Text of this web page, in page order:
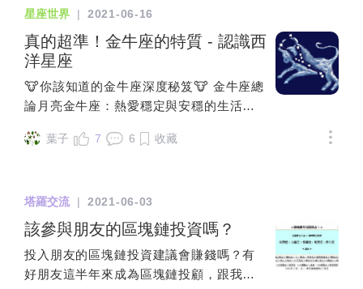
春期就開始了。一位14歲的西方少年，就
和媽媽說：我想學建築設計，媽媽就說好
啊，但這是你自己的事，你要自己去查一
查這個領域是怎麽回事。這是你自己的選
擇，你要自己去承擔後續的努力這種互動
太陽意識。相反的，另一個東方家族意識
大家說金融賺錢，我就去考金融。這時候
自己想做什麽。如果我們想知道自己要什
麽，就會給自己時間去摸索、去探索。這
種太陽自由意志的自我體驗的過程很重
來講，這場離婚是她“重新找回自我”的過
是”的那個世界中走出，重新“審視自己”的
過程。（根據占星學，女主角演出的就是
失衡過度配合的天秤，男主角演出的就是
失衡過度自我中心的牡羊）我們常常認
出軌”，而最受不了的，是“精神出軌”。沒
刻，一時，你還在想著丈夫妻子是否忠誠
於自己？那麽，你已經背叛了自己。因為
你把自己的存在依賴於別人，你把自己的
價值依托於別人。你，才是真正精神出軌
的那個人。結婚以前，妮可是獨立的，她
在室內，我也覺得會浪費時間，覺得委
屈。但如果分頭行動，放著她自己在民宿
或咖啡廳，我自己一個人，或揪其他人去
上山下海，晚上再回去跟女友會合，那我
們兩人出門旅遊的意義在哪裡？想問問鄉
麼辦呢？🤎💜💙💚💛🧡❤️我聽完我朋友的
回去後分享心得，想盡辦法讓女友覺得心
然，從根本的，不要每個月都一起出遠門
郊遊，她週末過她的靜態愜意生活，你過
你的戶外週末，等她自己想出門，再帶她
東西。 超級吃貨，吃貨說明好養！ 遇見巨
準.....男友巨蟹 他前一陣子工作上有點狀況
只要做錯一點點事情就會緊張到不行 一直
覺得自己好像快被炒魷魚了.... 或是被主管
同事討厭 整天就悶悶不樂 除了這件事情 其
太容易悲觀 還是未雨綢繆先把最壞結果想
發現他這麼擔心... ...其他巨蟹男也是這樣
嗎
體悟，想說有些事情與其不說憋最後後悔還不如把心裡
的感受說出來，不管成功與否至少不愧對自己。所以在
前幾天找機會當面向他告白了。他有些驚訝但是也沒有
討厭或嚴正拒絕的反應，只是說了他現在還沒有想交男
朋友的打算，給了我一個軟釘子。這樣的答案反而讓我
有點尷尬XD所以想問說給他一點時間考慮，因為告白的
很突然而且當下他確實有點嚇到。還是說注定是跟他沒
緣了?謝謝🌱幣侍（正）幣八（正）幣后（逆）杯五
星座世界 | 2021-06-16
真的超準！金牛座的特質 - 認識西
洋星座
🐮你該知道的金牛座深度秘笈🐮 金牛座總
論月亮金牛座：熱愛穩定與安穩的生活風
重，吵架卻不認輸的認真寶寶：金牛座與
昧、喜歡你、愛上你的金牛座：愛情弱點
與個性優缺點大公開！ 🐮星座愛情之金牛
座的愛情配對🐮 「金牛、獅子、天蠍、水
瓶」：固定宮與固定宮的愛情配對大公
開！「羊蟹秤魔 v.s 蠍瓶獅牛」：基本宮
葉子 7 6 收藏
塔羅交流 | 2021-06-03
該參與朋友的區塊鏈投資嗎？
投入朋友的區塊鏈投資建議會賺錢嗎？有
好朋友這半年來成為區塊鏈投顧，跟我分